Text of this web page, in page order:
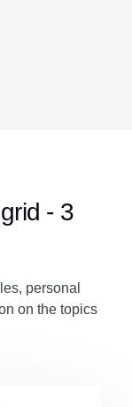
- 3
personal
on the topics